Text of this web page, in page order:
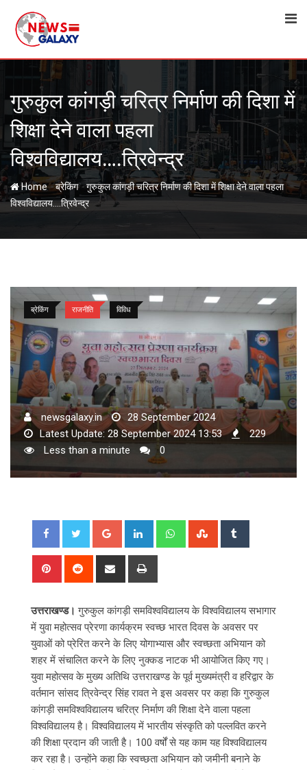
content
गुरुकुल कांगड़ी चरित्र निर्माण की दिशा में
शिक्षा देने वाला पहला
विश्वविद्यालय….त्रिवेन्द्र
Home-ब्रेकिंग-गुरुकुल कांगड़ी चरित्र निर्माण की दिशा में शिक्षा देने वाला पहला
विश्वविद्यालय….त्रिवेन्द्र
ब्रेकिंग राजनीति विविध
newsgalaxy.in
28 September 2024
Latest Update: 28 September 2024 13:53
229
Less than a minute
0
Google+ LinkedIn WhatsappStumbleUpon
Pinterest Reddit
Share
उत्तराखण्ड। गुरुकुल कांगड़ी समविश्वविद्यालय के विश्वविद्यालय सभागार
में युवा महोत्सव प्रेरणा कार्यक्रम स्वच्छ भारत दिवस के अवसर पर
युवाओं को प्रेरित करने के लिए योगाभ्यास और स्वच्छता अभियान को
शहर में संचालित करने के लिए नुक्कड नाटक भी आयोजित किए गए।
युवा महोत्सव के मुख्य अतिथि उत्तराखण्ड के पूर्व मुख्यमंत्री व हरिद्वार के
वर्तमान सांसद त्रिवेन्द्र सिंह रावत ने इस अवसर पर कहा कि गुरुकुल
कांगड़ी समविश्वविद्यालय चरित्र निर्माण की शिक्षा देने वाला पहला
विश्वविद्यालय है। विश्वविद्यालय में भारतीय संस्कृति को पल्लवित करने
की शिक्षा प्रदान की जाती है। 100 वर्षों से यह काम यह विश्वविद्यालय
कर रहा है। उन्होंने कहा कि स्वच्छता अभियान को जमीनी बनाने के